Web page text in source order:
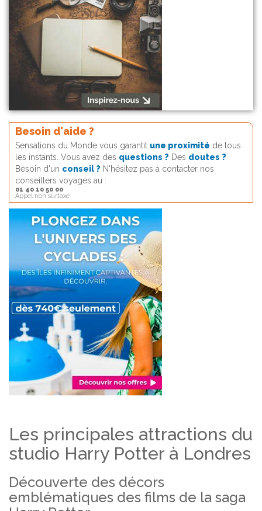
Besoin d'aide ?
Sensations du Monde vous garantit une proximité de tous
les instants. Vous avez des questions ? Des doutes ?
Besoin d'un conseil ? N'hésitez pas à contacter nos
conseillers voyages au :
01 40 10 50 00
Appel non surtaxé
Les principales attractions du
studio Harry Potter à Londres
Découverte des décors
emblématiques des films de la saga